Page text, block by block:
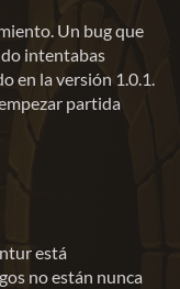
Un bug que
intentabas
en la versión 1.0.1.
partida
está
no están nunca